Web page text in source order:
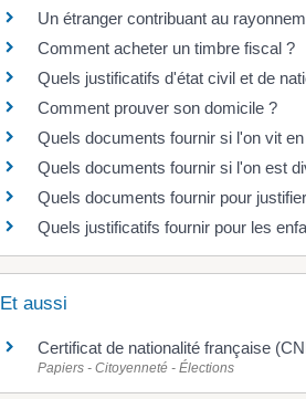
Un étranger contribuant au
Comment acheter un timbre fiscal ?
Quels justificatifs d'état civil et de
Comment prouver son domicile ?
Quels documents fournir si l'on vit
Quels documents fournir si l'on est
Quels documents fournir pour
Quels justificatifs fournir pour les
Et aussi
Certificat de nationalité française
Papiers - Citoyenneté - Élections